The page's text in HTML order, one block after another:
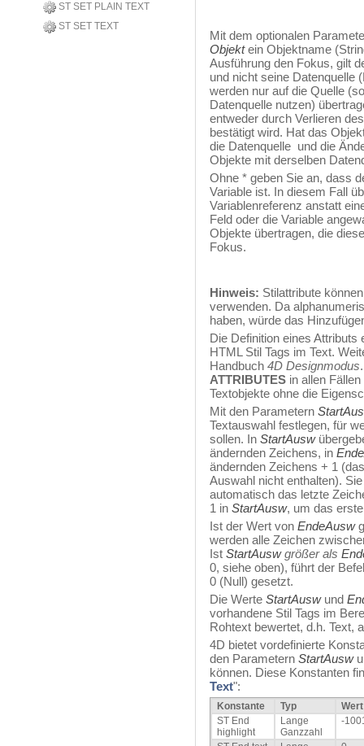
ST SET PLAIN TEXT
ST SET TEXT
Mit dem optionalen
Objektein Objektname
Ausführung den Fokus, gilt
und nicht seine Datenquelle
werden nur auf die Quelle
Datenquelle nutzen)
entweder durch Verlieren
bestätigt wird. Hat das
die Datenquelle und die
Objekte mit derselben
Ohne * geben Sie an, dass
Variable ist. In diesem Fall
Variablenreferenz anstatt
Feld oder die Variable
Objekte übertragen, die
Fokus.
Hinweis: Stilattribute
verwenden. Da
haben, würde das
Die Definition eines
HTML Stil Tags im Text.
Handbuch 4D Designmodus
ATTRIBUTES in allen
Textobjekte ohne die
Mit den Parametern
Textauswahl festlegen, für
sollen. In StartAusw
ändernden Zeichens, in
ändernden Zeichens + 1
Auswahl nicht enthalten).
automatisch das letzte
1 in StartAusw, um das
Ist der Wert von EndeAusw
werden alle Zeichen
Ist StartAusw größer als
0, siehe oben), führt der
0 (Null) gesetzt.
Die Werte StartAuswund
vorhandene Stil Tags im
Rohtext bewertet, d.h. Text,
4D bietet vordefinierte
den Parametern StartAusw
können. Diese Konstanten
Text":
Konstante Typ
Wert
ST End
highlight
Lange
Ganzzahl
-